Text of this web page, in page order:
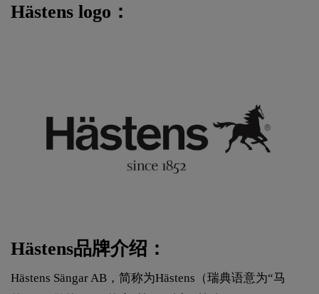
Hästens logo：
Hästens品牌介绍：
Hästens Sängar AB，简称为Hästens（瑞典语意为“马